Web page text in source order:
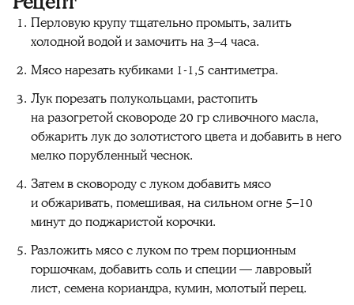
Перловую крупу тщательно промыть, залить
холодной водой и замочить на 3–4 часа.
Мясо нарезать кубиками 1-1,5 сантиметра.
Лук порезать полукольцами, растопить
на разогретой сковороде 20 гр сливочного масла,
обжарить лук до золотистого цвета и добавить в него
мелко порубленный чеснок.
Затем в сковороду с луком добавить мясо
и обжаривать, помешивая, на сильном огне 5–10
минут до поджаристой корочки.
Разложить мясо с луком по трем порционным
горшочкам, добавить соль и специи — лавровый
лист, семена кориандра, кумин, молотый перец.